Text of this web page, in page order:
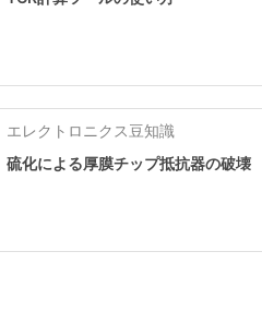
エレクトロニクス豆知識
硫化による厚膜チップ抵抗器の破壊